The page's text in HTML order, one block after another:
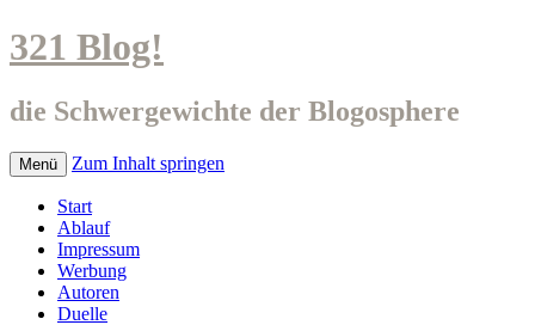
321 Blog!
die Schwergewichte der Blogosphere
Menü Zum Inhalt springen
Start
Ablauf
Impressum
Werbung
Autoren
Duelle